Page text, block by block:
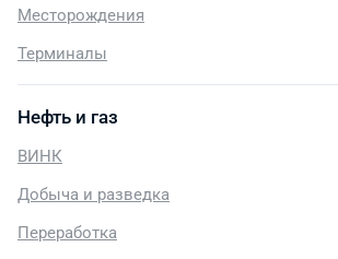
Месторождения
Терминалы
Нефть и газ
ВИНК
Добыча и разведка
Переработка